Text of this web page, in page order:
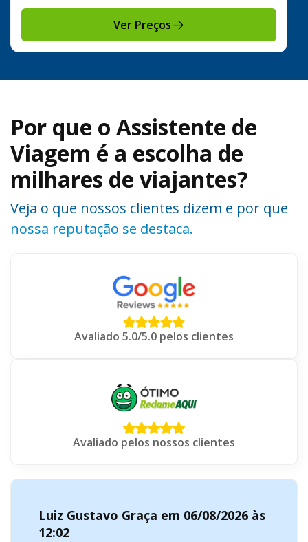
Ver Preços
Por que o Assistente de
Viagem é a escolha de
milhares de viajantes?
Veja o que nossos clientes dizem e por que
nossa reputação se destaca.
Avaliado 5.0/5.0 pelos clientes
Avaliado pelos nossos clientes
Luiz Gustavo Graça em 06/08/2026 às
12:02